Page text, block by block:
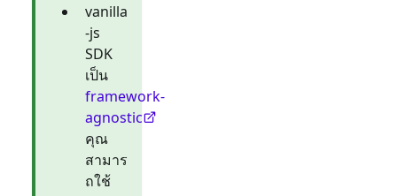
vanilla
-js
SDK
เป็น
framework-
agnostic
คุณ
สามาร
ถใช้